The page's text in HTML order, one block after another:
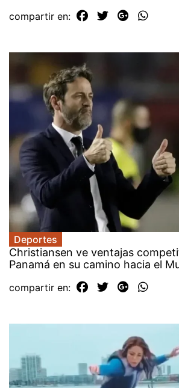
compartir en:
Deportes
Christiansen ve ventajas
Panamá en su camino hacia el
compartir en: